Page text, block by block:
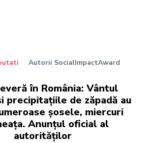
Autorii SocialImpactAward
în România: Vântul
precipitațiile de zăpadă au
șosele, miercuri
Anunțul oficial al
autorităților